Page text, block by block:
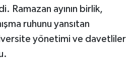
Ramazan ayının birlik,
ruhunu yansıtan
yönetimi ve davetliler